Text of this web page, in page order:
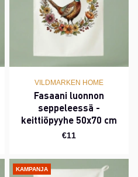
VILDMARKEN HOME
Fasaani luonnon
seppeleessä -
keittiöpyyhe 50x70 cm
€11
KAMPANJA